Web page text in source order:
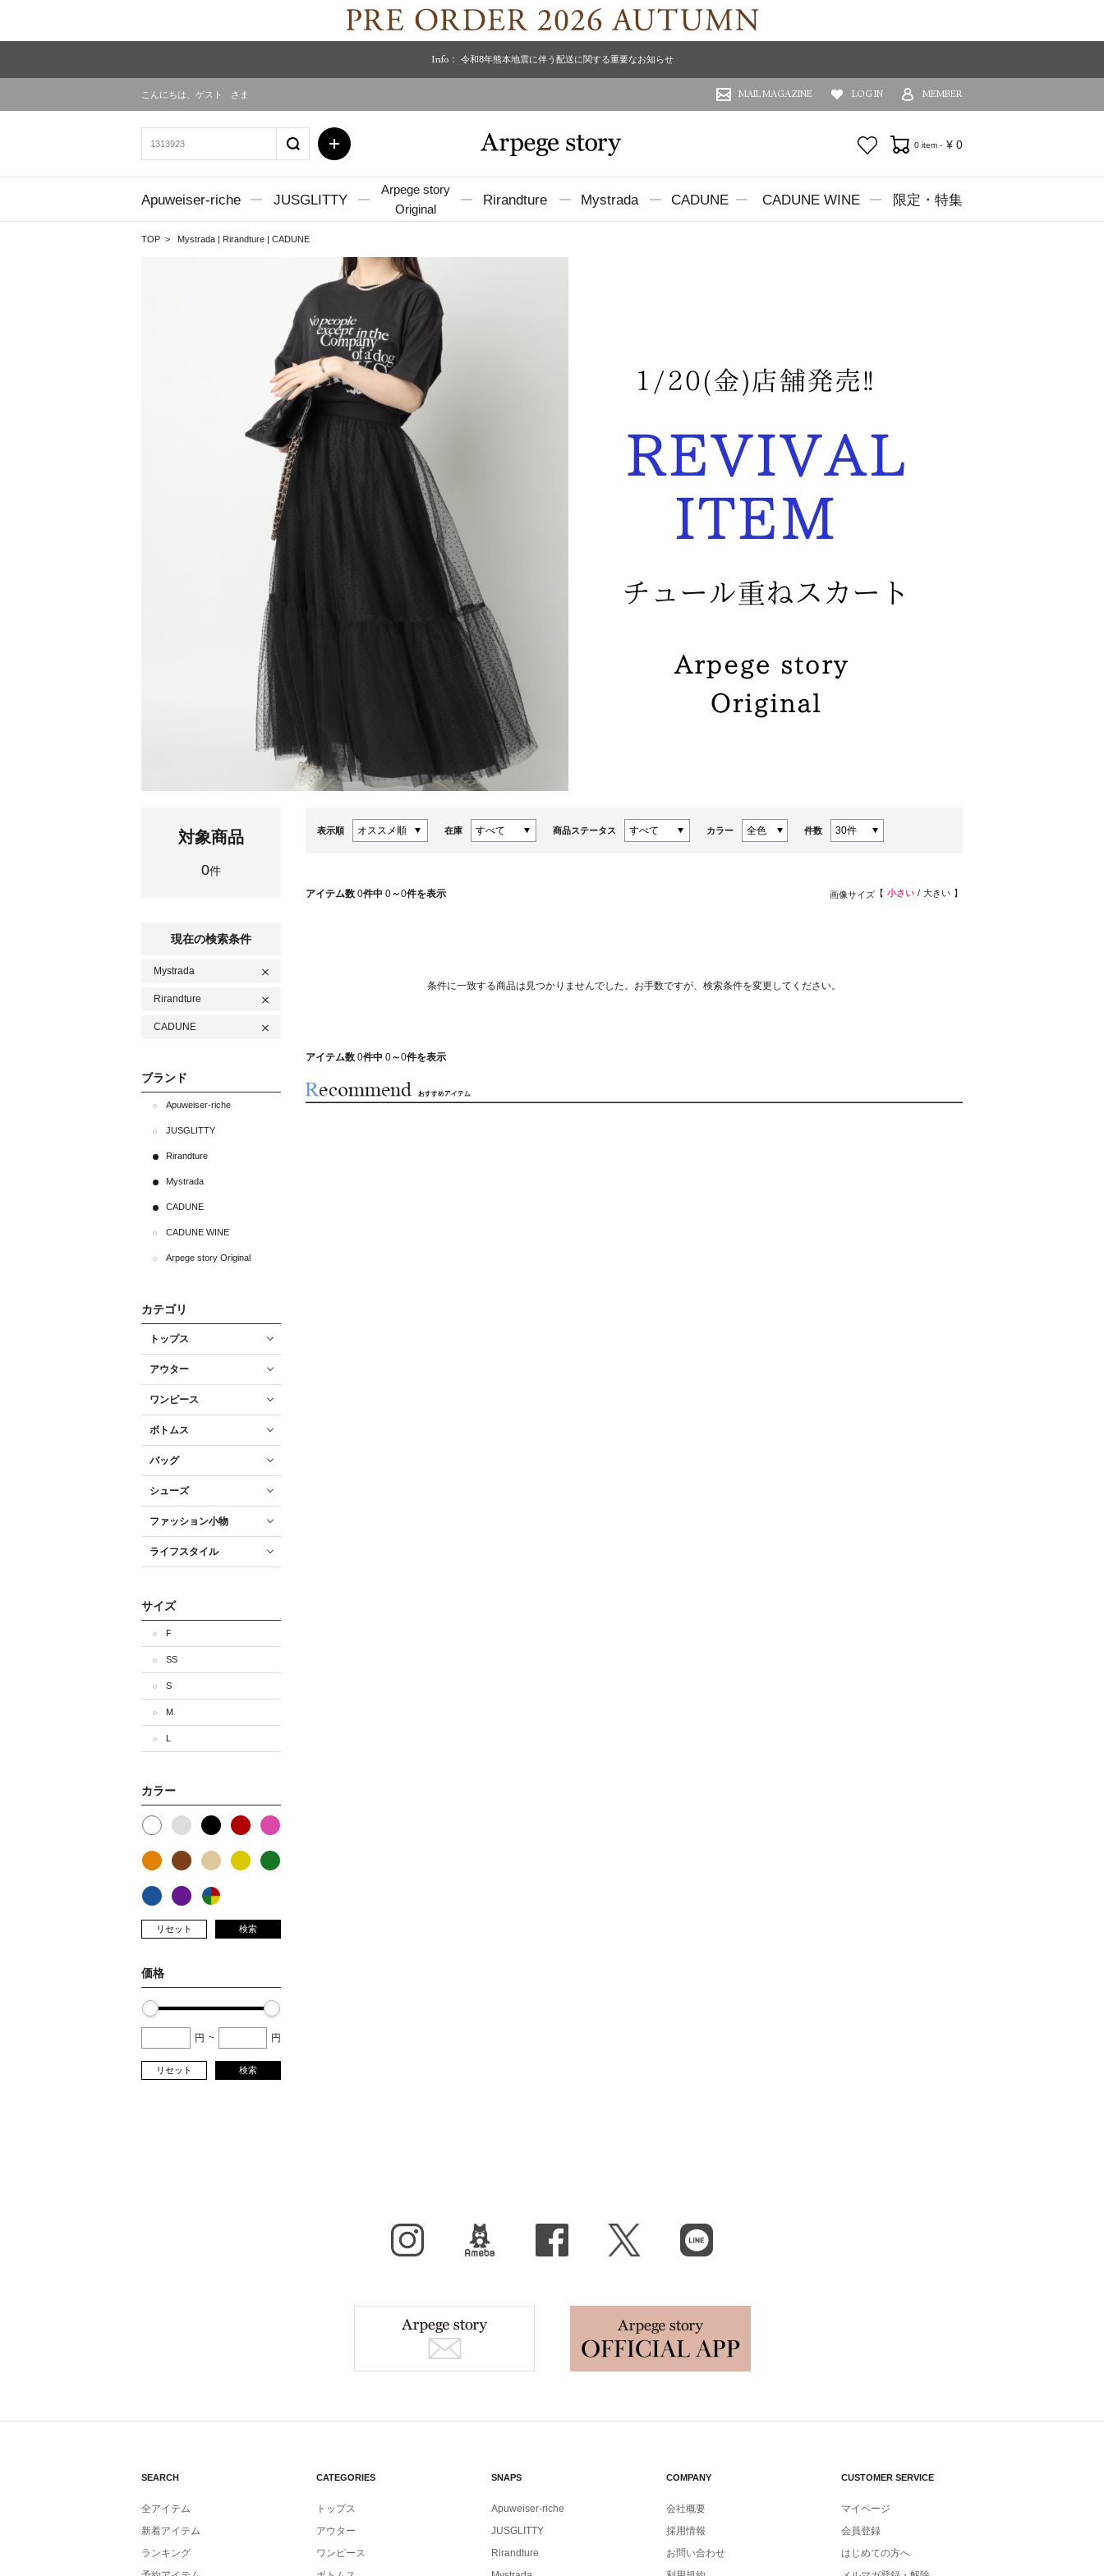
Info： 令和8年熊本地震に伴う配送に関する重要なお知らせ
こんにちは、 ゲスト さま MAIL MAGAZINE LOG IN MEMBER
お気に入り0 item - ¥ 0
Apuweiser-riche JUSGLITTY
Arpege story
Original
Rirandture Mystrada CADUNE CADUNE WINE 限定・特集
TOP Mystrada | Rirandture | CADUNE
対象商品
0件
現在の検索条件
Mystrada
Rirandture
CADUNE
ブランド
Apuweiser-riche
JUSGLITTY
Rirandture
Mystrada
CADUNE
CADUNE WINE
Arpege story Original
カテゴリ
トップス
アウター
ワンピース
ボトムス
バッグ
シューズ
ファッション小物
ライフスタイル
サイズ
F
SS
S
M
L
カラー
リセット 検索
価格
円 ~ 円
リセット 検索
表示順 在庫 商品ステータス カラー 件数
アイテム数 0件中 0～0件を表示 画像サイズ 小さい 大きい
条件に一致する商品は見つかりませんでした。お手数ですが、検索条件を変更してください。
アイテム数 0件中 0～0件を表示
X（旧Twitter）
SEARCH
全アイテム
新着アイテム
ランキング
CATEGORIES
トップス
アウター
ワンピース
SNAPS
Apuweiser-riche
JUSGLITTY
Rirandture
COMPANY
会社概要
採用情報
お問い合わせ
CUSTOMER SERVICE
マイページ
会員登録
はじめての方へ